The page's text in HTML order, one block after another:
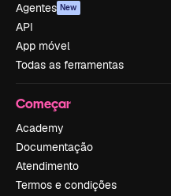
Agentes New
API
App móvel
Todas as ferramentas
Começar
Academy
Documentação
Atendimento
Termos e condições